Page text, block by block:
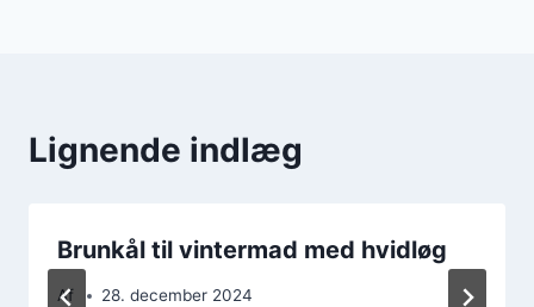
Lignende indlæg
Brunkål til vintermad med hvidløg
Af 28. december 2024